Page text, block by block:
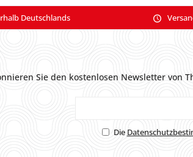
Deutschlands
Sie den kostenlosen Newsletter von
Die